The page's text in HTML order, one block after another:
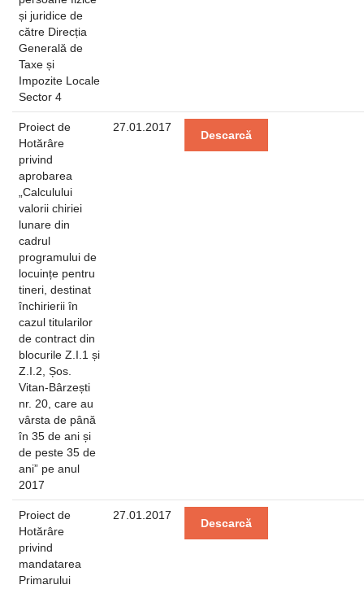
și juridice de
către Direcția
Generală de
Taxe și
Impozite Locale
Sector 4
Proiect de
Hotărâre
privind
aprobarea
„Calculului
valorii chiriei
lunare din
cadrul
programului de
locuințe pentru
tineri, destinat
închirierii în
cazul titularilor
de contract din
blocurile Z.I.1 și
Z.I.2, Șos.
Vitan-Bârzești
nr. 20, care au
vârsta de până
în 35 de ani și
de peste 35 de
ani” pe anul
2017
27.01.2017
Descarcă
Proiect de
Hotărâre
privind
mandatarea
Primarului
27.01.2017
Descarcă